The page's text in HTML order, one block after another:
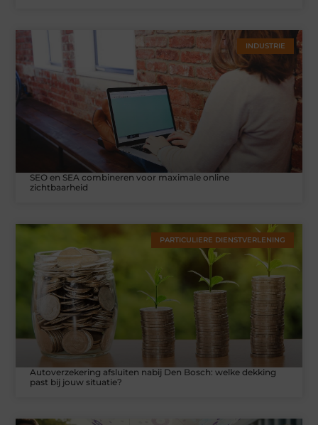
INDUSTRIE
SEO en SEA combineren voor maximale online
zichtbaarheid
PARTICULIERE DIENSTVERLENING
Autoverzekering afsluiten nabij Den Bosch: welke dekking
past bij jouw situatie?